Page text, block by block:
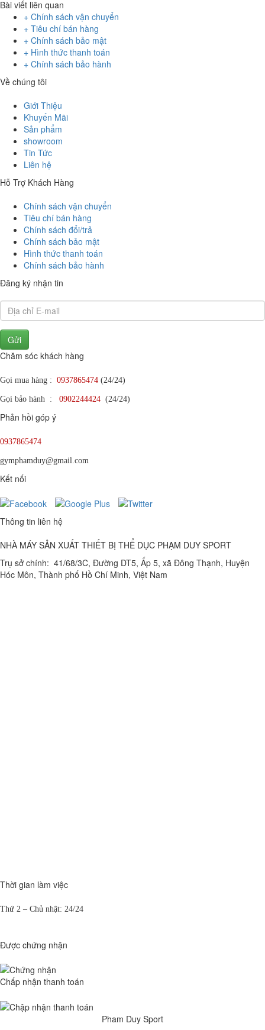
Bài viết liên quan
+ Chính sách vận chuyển
+ Tiêu chí bán hàng
+ Chính sách bảo mật
+ Hình thức thanh toán
+ Chính sách bảo hành
Về chúng tôi
Giới Thiệu
Khuyến Mãi
Sản phẩm
showroom
Tin Tức
Liên hệ
Hỗ Trợ Khách Hàng
Chính sách vận chuyển
Tiêu chí bán hàng
Chính sách đổi/trả
Chính sách bảo mật
Hình thức thanh toán
Chính sách bảo hành
Đăng ký nhận tin
Gửi
Chăm sóc khách hàng
Gọi mua hàng : 0937865474 (24/24)
Gọi bảo hành : 0902244424 (24/24)
Phản hồi góp ý
0937865474
gymphamduy@gmail.com
Kết nối
Thông tin liên hệ
NHÀ MÁY SẢN XUẤT THIẾT BỊ THỂ DỤC PHẠM DUY SPORT
Trụ sở chính: 41/68/3C, Đường DT5, Ấp 5, xã Đông Thạnh, Huyện
Hóc Môn, Thành phố Hồ Chí Minh, Việt Nam
Thời gian làm việc
Thứ 2 – Chủ nhật: 24/24
Được chứng nhận
Chấp nhận thanh toán
Pham Duy Sport